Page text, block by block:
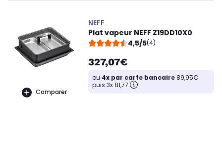
Comparer
NEFF
Plat vapeur NEFF Z19DD10X0
4,5/5(4)
327,07€
ou 4x par carte bancaire89,95€
puis 3x 81,77